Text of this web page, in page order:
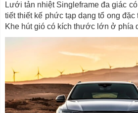
Lưới tản nhiệt Singleframe đa giác
tiết thiết kế phức tạp dạng tổ ong
Khe hút gió có kích thước lớn ở phía